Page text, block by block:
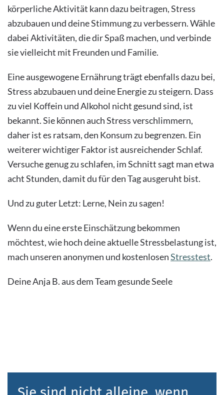
körperliche Aktivität kann dazu beitragen, Stress
abzubauen und deine Stimmung zu verbessern. Wähle
dabei Aktivitäten, die dir Spaß machen, und verbinde
sie vielleicht mit Freunden und Familie.
Eine ausgewogene Ernährung trägt ebenfalls dazu bei,
Stress abzubauen und deine Energie zu steigern. Dass
zu viel Koffein und Alkohol nicht gesund sind, ist
bekannt. Sie können auch Stress verschlimmern,
daher ist es ratsam, den Konsum zu begrenzen. Ein
weiterer wichtiger Faktor ist ausreichender Schlaf.
Versuche genug zu schlafen, im Schnitt sagt man etwa
acht Stunden, damit du für den Tag ausgeruht bist.
Und zu guter Letzt: Lerne, Nein zu sagen!
Wenn du eine erste Einschätzung bekommen
möchtest, wie hoch deine aktuelle Stressbelastung ist,
mach unseren anonymen und kostenlosenStresstest.
Deine Anja B. aus dem Team gesunde Seele